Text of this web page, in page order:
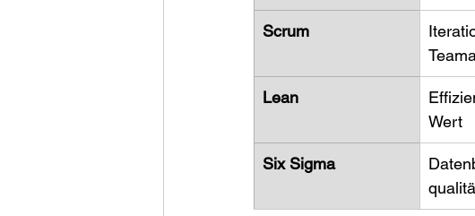
Scrum
Lean
Wert
Six Sigma